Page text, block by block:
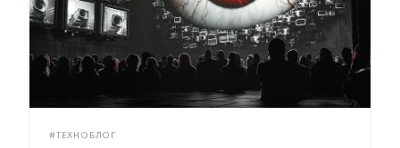
#ТЕХНОБЛОГ